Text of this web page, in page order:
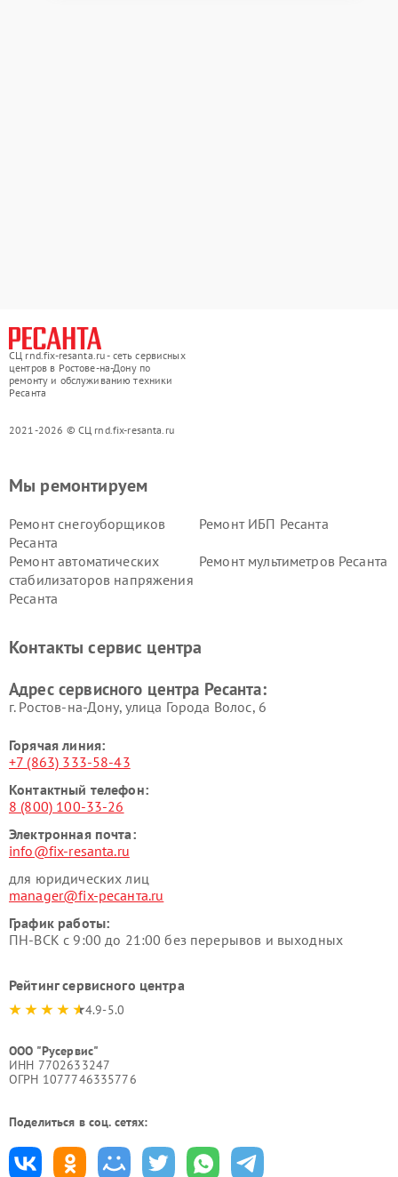
СЦ rnd.fix-resanta.ru - сеть сервисных
центров в Ростове-на-Дону по
ремонту и обслуживанию техники
Ресанта
2021-2026 © СЦ rnd.fix-resanta.ru
Мы ремонтируем
Ремонт снегоуборщиков
Ресанта
Ремонт ИБП Ресанта
Ремонт автоматических
стабилизаторов напряжения
Ресанта
Ремонт мультиметров Ресанта
Контакты сервис центра
Адрес сервисного центра Ресанта:
г. Ростов-на-Дону, улица Города Волос, 6
Горячая линия:
+7 (863) 333-58-43
Контактный телефон:
8 (800) 100-33-26
Электронная почта:
info@fix-resanta.ru
для юридических лиц
manager@fix-ресанта.ru
График работы:
ПН-ВСК с 9:00 до 21:00 без перерывов и выходных
Рейтинг сервисного центра
4.9-5.0
ООО "Русервис"
ИНН 7702633247
ОГРН 1077746335776
Поделиться в соц. сетях: